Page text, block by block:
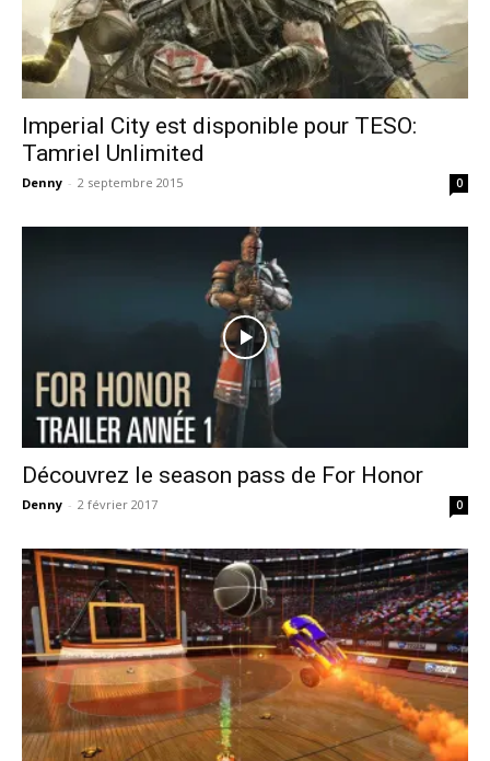
Imperial City est disponible pour TESO:
Tamriel Unlimited
Denny - 2 septembre 2015 0
Découvrez le season pass de For Honor
Denny - 2 février 2017 0